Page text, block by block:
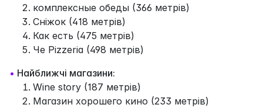
комплексные обеды (366 метрів)
Сніжок (418 метрів)
Как есть (475 метрів)
Че Pizzeria (498 метрів)
• Найближчі магазини:
Wine story (187 метрів)
Магазин хорошего кино (233 метрів)